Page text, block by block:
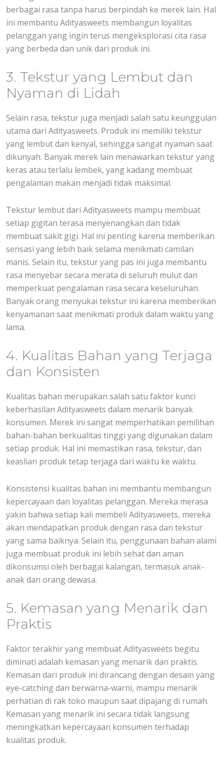
berbagai rasa tanpa harus berpindah ke merek lain. Hal
ini membantu Adityasweets membangun loyalitas
pelanggan yang ingin terus mengeksplorasi cita rasa
yang berbeda dan unik dari produk ini.
3. Tekstur yang Lembut dan
Nyaman di Lidah
Selain rasa, tekstur juga menjadi salah satu keunggulan
utama dari Adityasweets. Produk ini memiliki tekstur
yang lembut dan kenyal, sehingga sangat nyaman saat
dikunyah. Banyak merek lain menawarkan tekstur yang
keras atau terlalu lembek, yang kadang membuat
pengalaman makan menjadi tidak maksimal.
Tekstur lembut dari Adityasweets mampu membuat
setiap gigitan terasa menyenangkan dan tidak
membuat sakit gigi. Hal ini penting karena memberikan
sensasi yang lebih baik selama menikmati camilan
manis. Selain itu, tekstur yang pas ini juga membantu
rasa menyebar secara merata di seluruh mulut dan
memperkuat pengalaman rasa secara keseluruhan.
Banyak orang menyukai tekstur ini karena memberikan
kenyamanan saat menikmati produk dalam waktu yang
lama.
4. Kualitas Bahan yang Terjaga
dan Konsisten
Kualitas bahan merupakan salah satu faktor kunci
keberhasilan Adityasweets dalam menarik banyak
konsumen. Merek ini sangat memperhatikan pemilihan
bahan-bahan berkualitas tinggi yang digunakan dalam
setiap produk. Hal ini memastikan rasa, tekstur, dan
keaslian produk tetap terjaga dari waktu ke waktu.
Konsistensi kualitas bahan ini membantu membangun
kepercayaan dan loyalitas pelanggan. Mereka merasa
yakin bahwa setiap kali membeli Adityasweets, mereka
akan mendapatkan produk dengan rasa dan tekstur
yang sama baiknya. Selain itu, penggunaan bahan alami
juga membuat produk ini lebih sehat dan aman
dikonsumsi oleh berbagai kalangan, termasuk anak-
anak dan orang dewasa.
5. Kemasan yang Menarik dan
Praktis
Faktor terakhir yang membuat Adityasweets begitu
diminati adalah kemasan yang menarik dan praktis.
Kemasan dari produk ini dirancang dengan desain yang
eye-catching dan berwarna-warni, mampu menarik
perhatian di rak toko maupun saat dipajang di rumah.
Kemasan yang menarik ini secara tidak langsung
meningkatkan kepercayaan konsumen terhadap
kualitas produk.